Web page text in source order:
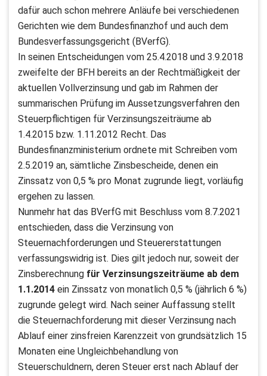
dafür auch schon mehrere Anläufe bei verschiedenen
Gerichten wie dem Bundesfinanzhof und auch dem
Bundesverfassungsgericht (BVerfG).
In seinen Entscheidungen vom 25.4.2018 und 3.9.2018
zweifelte der BFH bereits an der Rechtmäßigkeit der
aktuellen Vollverzinsung und gab im Rahmen der
summarischen Prüfung im Aussetzungsverfahren den
Steuerpflichtigen für Verzinsungszeiträume ab
1.4.2015 bzw. 1.11.2012 Recht. Das
Bundesfinanzministerium ordnete mit Schreiben vom
2.5.2019 an, sämtliche Zinsbescheide, denen ein
Zinssatz von 0,5 % pro Monat zugrunde liegt, vorläufig
ergehen zu lassen.
Nunmehr hat das BVerfG mit Beschluss vom 8.7.2021
entschieden, dass die Verzinsung von
Steuernachforderungen und Steuererstattungen
verfassungswidrig ist. Dies gilt jedoch nur, soweit der
Zinsberechnung für Verzinsungszeiträume ab dem
1.1.2014 ein Zinssatz von monatlich 0,5 % (jährlich 6 %)
zugrunde gelegt wird. Nach seiner Auffassung stellt
die Steuernachforderung mit dieser Verzinsung nach
Ablauf einer zinsfreien Karenzzeit von grundsätzlich 15
Monaten eine Ungleichbehandlung von
Steuerschuldnern, deren Steuer erst nach Ablauf der